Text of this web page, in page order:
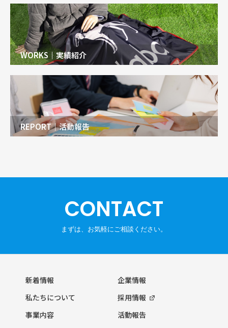
WORKS｜実績紹介
REPORT｜活動報告
CONTACT
新着情報
私たちについて
事業内容
企業情報
採用情報
活動報告